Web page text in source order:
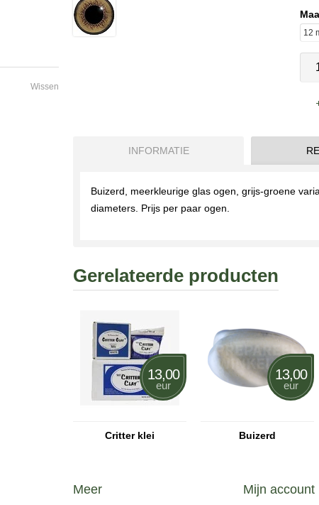
INFORMATIE
Buizerd, meerkleurige glas ogen, grijs-groene
diameters. Prijs per paar ogen.
Gerelateerde producten
13,00
eur
Critter klei
13,00
eur
Buizerd
Wissen
Meer Mijn account